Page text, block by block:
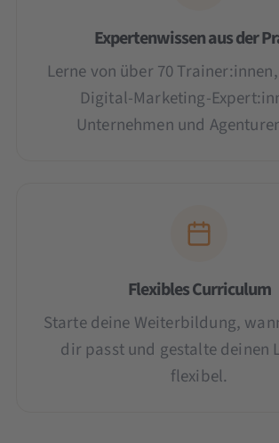
Expertenwissen aus der
Lerne von über 70
Digital-Marketing-
Unternehmen und
Flexibles Curriculum
Starte deine Weiterbildung,
dir passt und gestalte deinen
flexibel.